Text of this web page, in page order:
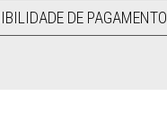
DE PAGAMENTO